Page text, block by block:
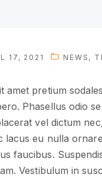
17, 2021 NEWS
amet pretium
Phasellus odio
vel dictum
lacus eu nulla
faucibus.
Vestibulum in